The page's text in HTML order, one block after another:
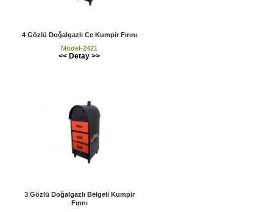
4 Gözlü Doğalgazlı Ce Kumpir Fırını
Model-2421
<< Detay >>
3 Gözlü Doğalgazlı Belgeli Kumpir
Fırını